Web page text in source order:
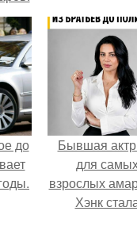
до
Бывшая
для
взрослых
Хэнк